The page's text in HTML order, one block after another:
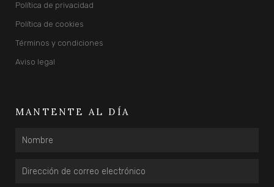
Política de privacidad
Política de cookies
Términos y condiciones
Aviso legal
MANTENTE AL DÍA
Nombre
Email